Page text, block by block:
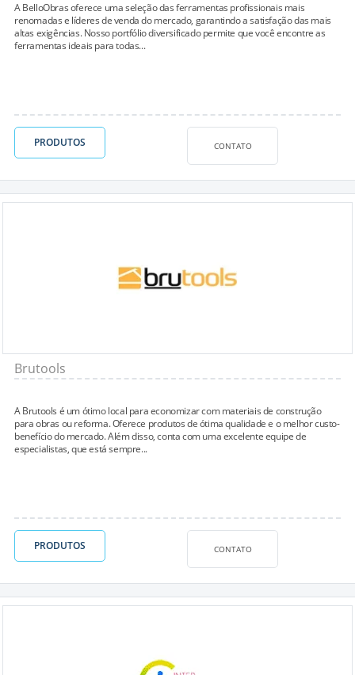
A BelloObras oferece uma seleção das ferramentas profissionais mais
renomadas e líderes de venda do mercado, garantindo a satisfação das mais
altas exigências. Nosso portfólio diversificado permite que você encontre as
ferramentas ideais para todas...
PRODUTOS CONTATO
Brutools
A Brutools é um ótimo local para economizar com materiais de construção
para obras ou reforma. Oferece produtos de ótima qualidade e o melhor custo-
benefício do mercado. Além disso, conta com uma excelente equipe de
especialistas, que está sempre...
PRODUTOS CONTATO